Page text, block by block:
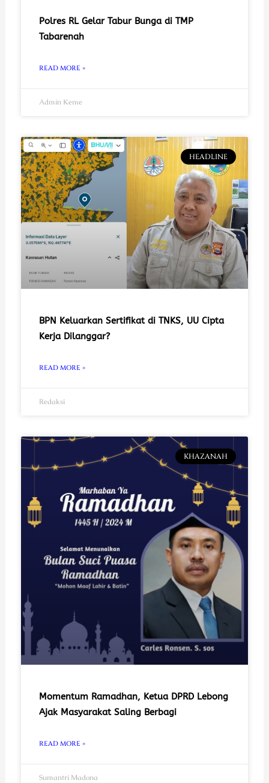
Polres RL Gelar Tabur Bunga di TMP
Tabarenah
READ MORE »
Admin Keme
HEADLINE
BPN Keluarkan Sertifikat di TNKS, UU Cipta
Kerja Dilanggar?
READ MORE »
Redaksi
KHAZANAH
Momentum Ramadhan, Ketua DPRD Lebong
Ajak Masyarakat Saling Berbagi
READ MORE »
Sumantri Madona